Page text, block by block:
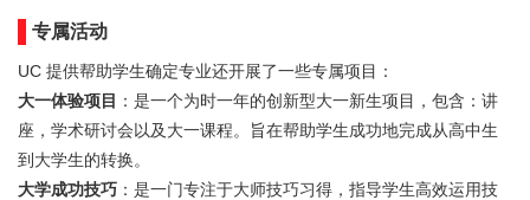
专属活动
UC 提供帮助学生确定专业还开展了一些专属项目：
大一体验项目 ：是一个为时一年的创新型大一新生项目，包含：讲
座，学术研讨会以及大一课程。旨在帮助学生成功地完成从高中生
到大学生的转换。
大学成功技巧 ：是一门专注于大师技巧习得，指导学生高效运用技